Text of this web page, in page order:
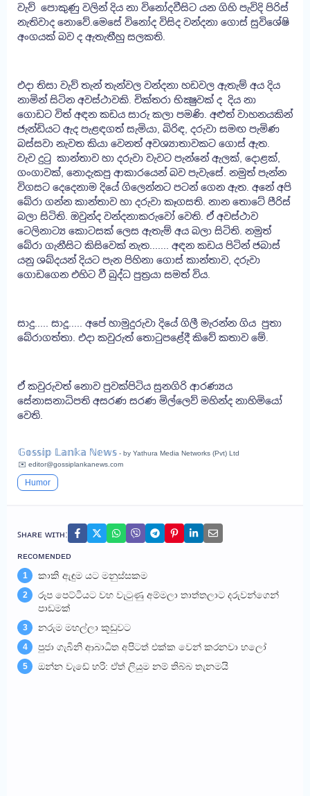
වැව් පොකුණු වලින් දිය නා විනෝදවීසිට යන ගිහි පැවිදි පිරිස්
නැතිවාද නොවේ.මෙසේ විනෝද විසිද වන්දනා ගොස් සුවිශේෂි
අංගයක් බව ද ඇතැතීහු සලකති.
එදා තිසා වැව් තැන් තැන්වල වන්දනා හඩවල ඇතැම් අය දිය
නාමින් සිටින අවස්ථාවකි. චික්තරා භික්‍ෂුවක් ද දිය නා
ගොඩට විත් අඳන කඩය සාරු කලා පමණි. අළුත් වාහනයකින්
ජැන්ඩියට ඇද පැළඳගත් සැමියා, බිරිඳ, දරුවා සමඟ පැමිණ
බස්සවා නැවත කියා වෙනත් අවශ්‍යාතාවකට ගොස් ඇත.
වැව දුටු කාන්තාව හා දරුවා වැවට පැන්නේ ඇලක්, දොළක්,
ගංගාවක්, නොදැකපු ආකාරයෙන් බව පැවැසේ. නමුත් පැන්න
විගසට දෙදෙනාම දියේ ගිලෙන්නට පටන් ගෙන ඇත. අනේ අපි
බේරා ගන්න කාන්තාව හා දරුවා කෑගසති. නාන තොටේ පීරිස්
බලා සිටිති. ඔවුන්ද වන්දනාකරුවෝ වෙති. ඒ අවස්ථාව
ටෙලිනාට්‍ය කොටසක් ලෙස ඇතැම් අය බලා සිටිති. නමුත්
බේරා ගැනීසිට කිසිවෙක් නැත....... අඳන කඩය පිටින් ජබාස්
යනු ශබ්දයන් දියට පැන පිහිනා ගොස් කාන්තාව, දරුවා
ගොඩගෙන එහිට වී බුද්ධ පුත්‍රයා සමත් විය.
සාදු..... සාදූ..... අපේ හාමුදුරුවා දියේ ගිලී මැරන්න ගිය පුතා
බේරාගත්තා. එදා කවුරුත් තොටුපළේදී කිවේ කතාව මේ.
ඒ කවුරුවත් නොව පුවක්පිටිය සුනගිරි ආරණ්‍යය
සේනාසනාධිපති අසරණ සරණ මිල්ල‍ෙව් මහින්ද නාහිමියෝ
වෙති.
𝔾𝕠𝕤𝕤𝕚𝕡 𝕃𝕒𝕟𝕜𝕒 ℕ𝕖𝕨𝕤 - by Yathura Media Networks (Pvt) Ltd
✉️ editor@gossiplankanews.com
Humor
ꜱʜᴀʀᴇ ᴡɪᴛʜ:
ʀᴇᴄᴏᴍᴇɴᴅᴇᴅ
1 කාකි ඇඳුම යට මනුස්සකම
2
රූප පෙට්ටියට වහ වැටුණු අම්මලා තාත්තලාට දරුවන්ගෙන්
පාඩමක්
3 නරුම මහල්ලා කූඩුවට
4 පුජා ගැබිනි ආබාධිත අපිටත් එක්ක වෙන් කරනවා හලෝ
5 ඔන්න වැඩේ හරි: ඒත් ලියුම නම් තිබ්බ තැනමයි